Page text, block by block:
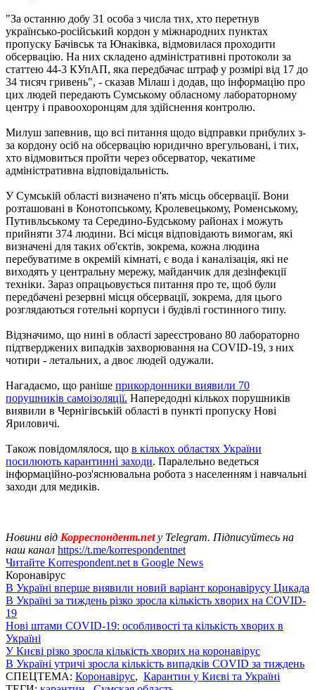
"За останню добу 31 особа з числа тих, хто перетнув
українсько-російський кордон у міжнародних пунктах
пропуску Бачівськ та Юнаківка, відмовилася проходити
обсервацію. На них складено адміністративні протоколи за
статтею 44-3 КУпАП, яка передбачає штраф у розмірі від 17 до
34 тисяч гривень", - сказав Мілаш і додав, що інформацію про
цих людей передають Сумському обласному лабораторному
центру і правоохоронцям для здійснення контролю.
Милуш запевнив, що всі питання щодо відправки прибулих з-
за кордону осіб на обсервацію юридично врегульовані, і тих,
хто відмовиться пройти через обсерватор, чекатиме
адміністративна відповідальність.
У Сумській області визначено п'ять місць обсервації. Вони
розташовані в Конотопському, Кролевецькому, Роменському,
Путивльському та Середино-Будському районах і можуть
прийняти 374 людини. Всі місця відповідають вимогам, які
визначені для таких об'єктів, зокрема, кожна людина
перебуватиме в окремій кімнаті, є вода і каналізація, які не
виходять у центральну мережу, майданчик для дезінфекції
техніки. Зараз опрацьовується питання про те, щоб були
передбачені резервні місця обсервації, зокрема, для цього
розглядаються готельні корпуси і будівлі гостинного типу.
Відзначимо, що нині в області зареєстровано 80 лабораторно
підтверджених випадків захворювання на COVID-19, з них
чотири - летальних, а двоє людей одужали.
Нагадаємо, що раніше прикордонники виявили 70
порушників самоізоляції. Напередодні кількох порушників
виявили в Чернігівській області в пункті пропуску Нові
Яриловичі.
Також повідомлялося, що в кількох областях України
посилюють карантинні заходи. Паралельно ведеться
інформаційно-роз'яснювальна робота з населенням і навчальні
заходи для медиків.
Новини від Корреспондент.net у Telegram. Підписуйтесь на
наш канал https://t.me/korrespondentnet
Читайте Korrespondent.net в Google News
Коронавірус
В Україні вперше виявили новий варіант коронавірусу Цикада
В Україні за тиждень різко зросла кількість хворих на COVID-
19
Нові штами COVID-19: особливості та кількість хворих в
Україні
У Києві різко зросла кількість хворих на коронавірус
В Україні утричі зросла кількість випадків COVID за тиждень
СПЕЦТЕМА: Коронавірус, Карантин у Києві та Україні